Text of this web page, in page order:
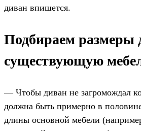
диван впишется.
Подбираем размеры
существующую
— Чтобы диван не загромождал
должна быть примерно в
длины основной мебели